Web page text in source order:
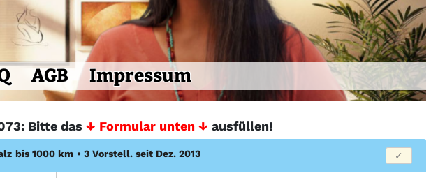
AGB Impressum
Bitte das ↓ Formular unten ↓ ausfüllen!
bis 1000 km • 3 Vorstell. seit Dez. 2013